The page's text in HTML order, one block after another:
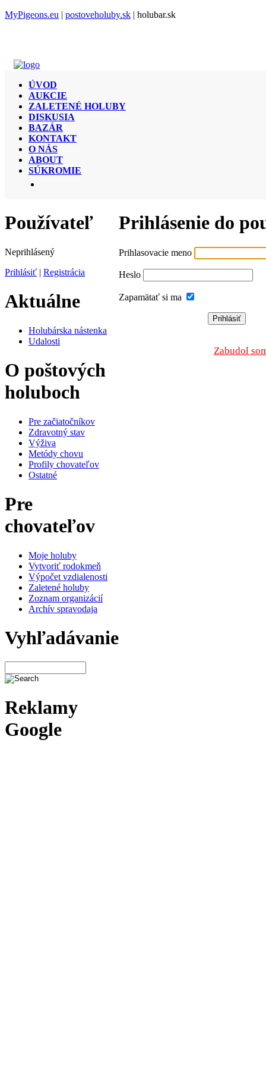
MyPigeons.eu | postoveholuby.sk | holubar.sk
ÚVOD
AUKCIE
ZALETENÉ HOLUBY
DISKUSIA
BAZÁR
KONTAKT
O NÁS
ABOUT
SÚKROMIE
Používateľ
Neprihlásený
Prihlásiť | Registrácia
Aktuálne
Holubárska nástenka
Udalosti
O poštových
holuboch
Pre začiatočníkov
Zdravotný stav
Výživa
Metódy chovu
Profily chovateľov
Ostatné
Pre
chovateľov
Moje holuby
Vytvoriť rodokmeň
Výpočet vzdialenosti
Zaletené holuby
Zoznam organizácií
Archív spravodaja
Vyhľadávanie
Reklamy
Google
Prihlásenie do
Prihlasovacie meno
Heslo
Zapamätať si ma
Zabudol